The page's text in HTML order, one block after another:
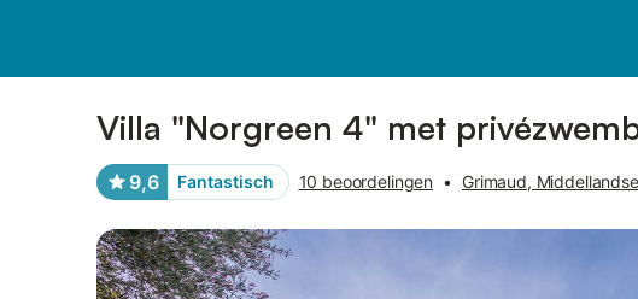
Villa "Norgreen 4" met
9,6 Fantastisch 10 beoordelingen • Grimaud,